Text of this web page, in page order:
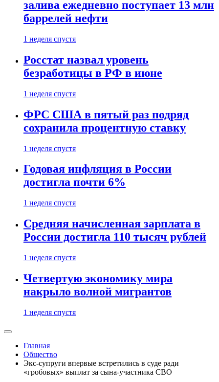
залива ежедневно поступает 13 млн
баррелей нефти
1 неделя спустя
Росстат назвал уровень
безработицы в РФ в июне
1 неделя спустя
ФРС США в пятый раз подряд
сохранила процентную ставку
1 неделя спустя
Годовая инфляция в России
достигла почти 6%
1 неделя спустя
Средняя начисленная зарплата в
России достигла 110 тысяч рублей
1 неделя спустя
Четвертую экономику мира
накрыло волной мигрантов
1 неделя спустя
Главная
Общество
Экс-супруги впервые встретились в суде ради
«гробовых» выплат за сына-участника СВО